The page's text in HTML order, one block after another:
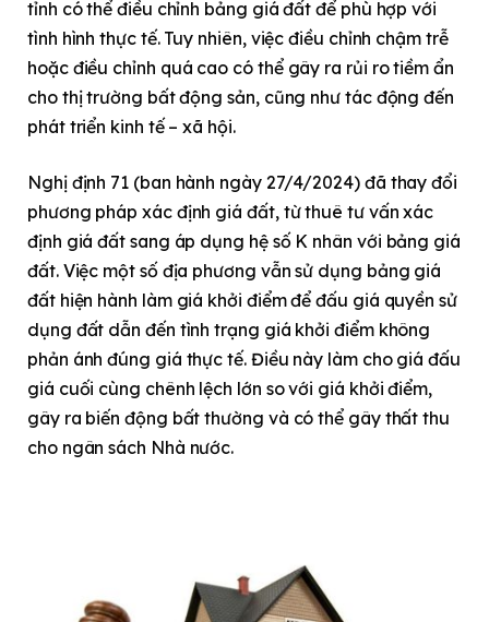
tỉnh có thể điều chỉnh bảng giá đất để phù hợp với
tình hình thực tế. Tuy nhiên, việc điều chỉnh chậm trễ
hoặc điều chỉnh quá cao có thể gây ra rủi ro tiềm ẩn
cho thị trường bất động sản, cũng như tác động đến
phát triển kinh tế – xã hội.
Nghị định 71 (ban hành ngày 27/4/2024) đã thay đổi
phương pháp xác định giá đất, từ thuê tư vấn xác
định giá đất sang áp dụng hệ số K nhân với bảng giá
đất. Việc một số địa phương vẫn sử dụng bảng giá
đất hiện hành làm giá khởi điểm để đấu giá quyền sử
dụng đất dẫn đến tình trạng giá khởi điểm không
phản ánh đúng giá thực tế. Điều này làm cho giá đấu
giá cuối cùng chênh lệch lớn so với giá khởi điểm,
gây ra biến động bất thường và có thể gây thất thu
cho ngân sách Nhà nước.